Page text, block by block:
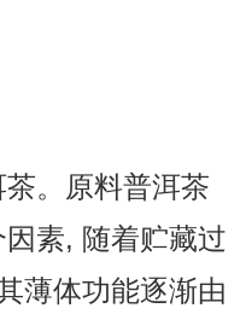
。原料普洱茶
素, 随着贮藏过
薄体功能逐渐由